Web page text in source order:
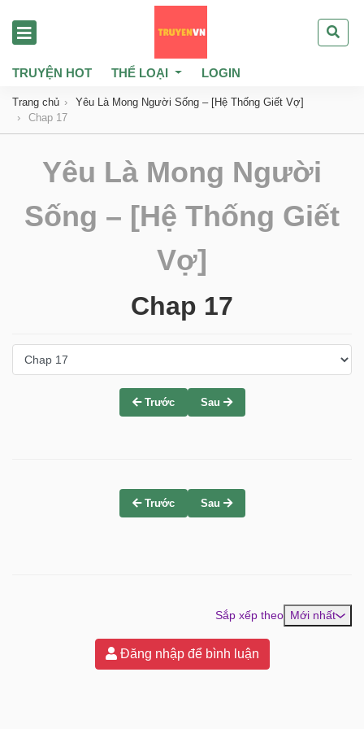
TRUYỆN HOT THỂ LOẠI LOGIN
Trang chủ
Yêu Là Mong Người Sống – [Hệ Thống Giết Vợ]
Chap 17
Yêu Là Mong Người
Sống – [Hệ Thống Giết
Vợ]
Chap 17
Trước Sau
Trước Sau
Sắp xếp theo Mới nhất
Đăng nhập để bình luận